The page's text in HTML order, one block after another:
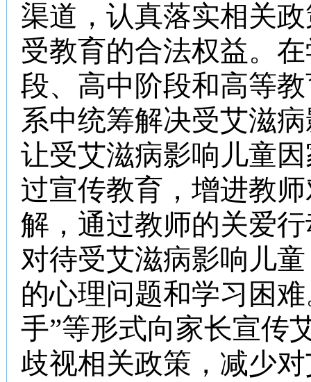
渠道，认真落实相关
受教育的合法权益。
段、高中阶段和高等
系中统筹解决受艾滋
让受艾滋病影响儿童
过宣传教育，增进教
解，通过教师的关爱
对待受艾滋病影响儿
的心理问题和学习困
手”等形式向家长宣传
歧视相关政策，减少